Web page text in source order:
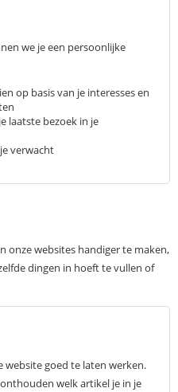
we je een persoonlijke
op basis van je interesses en
laatste bezoek in je
verwacht
onze websites handiger te maken,
dingen in hoeft te vullen of
website goed te laten werken.
welk artikel je in je